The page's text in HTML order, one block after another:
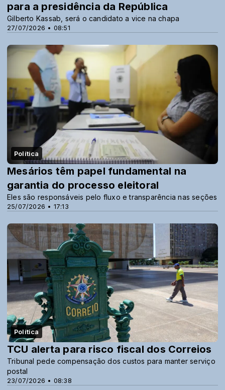
27/07/2026 • 08:51
para a presidência da República
Gilberto Kassab, será o candidato a vice na chapa
Política
25/07/2026 • 17:13
Mesários têm papel fundamental na
garantia do processo eleitoral
Eles são responsáveis pelo fluxo e transparência nas seções
Política
23/07/2026 • 08:38
TCU alerta para risco fiscal dos Correios
Tribunal pede compensação dos custos para manter serviço
postal